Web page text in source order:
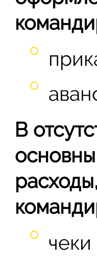
В